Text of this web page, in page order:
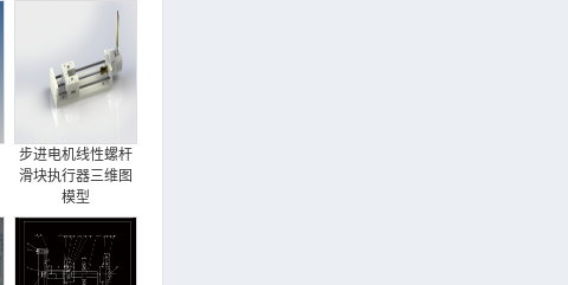
步进电机线性螺杆
滑块执行器三维图
模型